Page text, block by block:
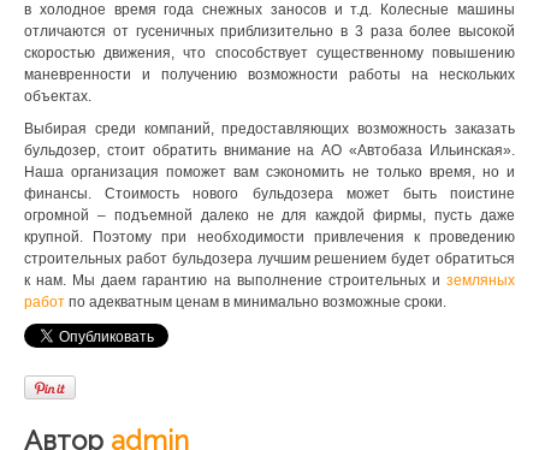
в холодное время года снежных заносов и т.д. Колесные машины
отличаются от гусеничных приблизительно в 3 раза более высокой
скоростью движения, что способствует существенному повышению
маневренности и получению возможности работы на нескольких
объектах.
Выбирая среди компаний, предоставляющих возможность заказать
бульдозер, стоит обратить внимание на АО «Автобаза Ильинская».
Наша организация поможет вам сэкономить не только время, но и
финансы. Стоимость нового бульдозера может быть поистине
огромной – подъемной далеко не для каждой фирмы, пусть даже
крупной. Поэтому при необходимости привлечения к проведению
строительных работ бульдозера лучшим решением будет обратиться
к нам. Мы даем гарантию на выполнение строительных и земляных
работ по адекватным ценам в минимально возможные сроки.
Автор admin